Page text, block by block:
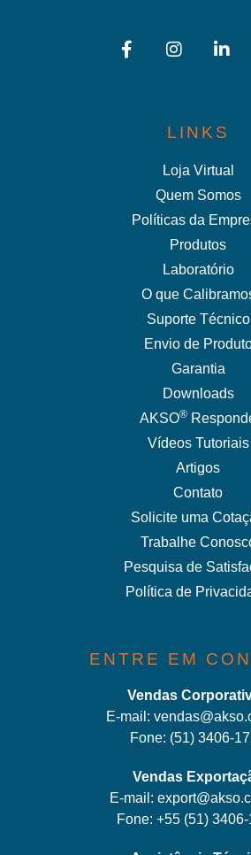
LINKS
Loja Virtual
Quem Somos
Políticas da
Produtos
Laboratório
O que
Suporte Técnico
Envio de
Garantia
Downloads
AKSO®
Vídeos Tutoriais
Artigos
Contato
Solicite uma
Trabalhe
Pesquisa de
Política de
ENTRE EM
Vendas
E-mail:
Fone: (51) 3406-
Vendas
E-mail:
Fone: +55 (51)